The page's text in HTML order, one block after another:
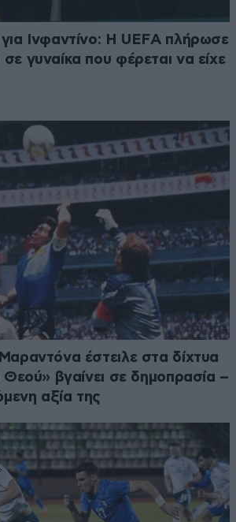
Ινφαντίνο: Η UEFA πλήρωσε
γυναίκα που φέρεται να είχε
έστειλε στα δίχτυα
Θεού» βγαίνει σε δημοπρασία –
αξία της